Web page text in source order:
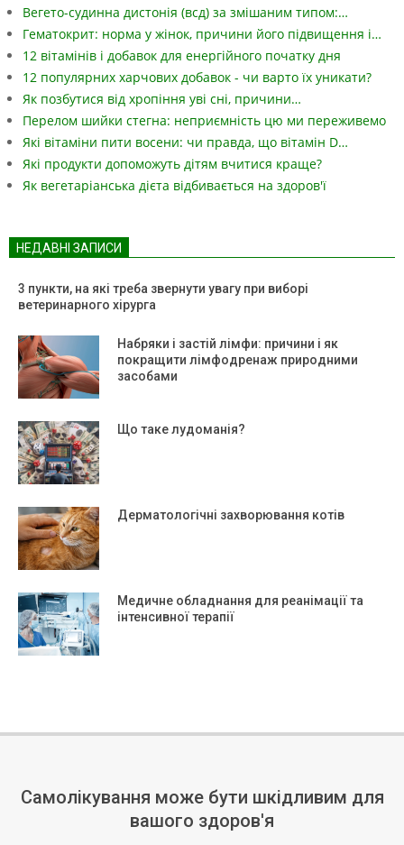
Вегето-судинна дистонія (всд) за змішаним типом:…
Гематокрит: норма у жінок, причини його підвищення і…
12 вітамінів і добавок для енергійного початку дня
12 популярних харчових добавок - чи варто їх уникати?
Як позбутися від хропіння уві сні, причини…
Перелом шийки стегна: неприємність цю ми переживемо
Які вітаміни пити восени: чи правда, що вітамін D…
Які продукти допоможуть дітям вчитися краще?
Як вегетаріанська дієта відбивається на здоров'ї
НЕДАВНІ ЗАПИСИ
3 пункти, на які треба звернути увагу при виборі
ветеринарного хірурга
Набряки і застій лімфи: причини і як
покращити лімфодренаж природними
засобами
Що таке лудоманія?
Дерматологічні захворювання котів
Медичне обладнання для реанімації та
інтенсивної терапії
Самолікування може бути шкідливим для
вашого здоров'я